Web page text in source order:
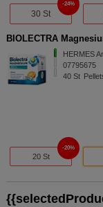
30 St
24%
BIOLECTRA
HERMES
07795675
40 St
20 St
20%